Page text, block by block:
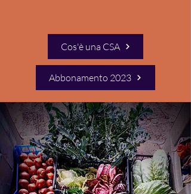
Cos'è una CSA
Abbonamento 2023